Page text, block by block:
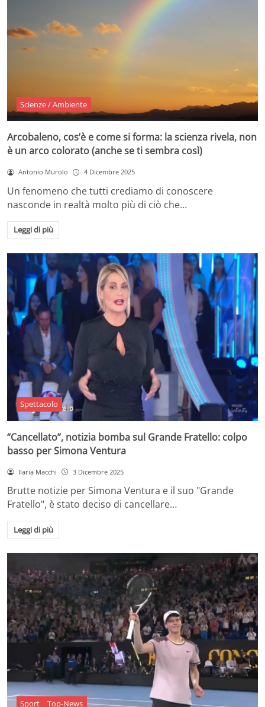
Scienze / Ambiente
Arcobaleno, cos’è e come si forma: la scienza rivela, non
è un arco colorato (anche se ti sembra così)
Antonio Murolo 4 Dicembre 2025
Un fenomeno che tutti crediamo di conoscere
nasconde in realtà molto più di ciò che…
Leggi di più
Spettacolo
“Cancellato”, notizia bomba sul Grande Fratello: colpo
basso per Simona Ventura
Ilaria Macchi 3 Dicembre 2025
Brutte notizie per Simona Ventura e il suo "Grande
Fratello", è stato deciso di cancellare…
Leggi di più
Sport Top-News